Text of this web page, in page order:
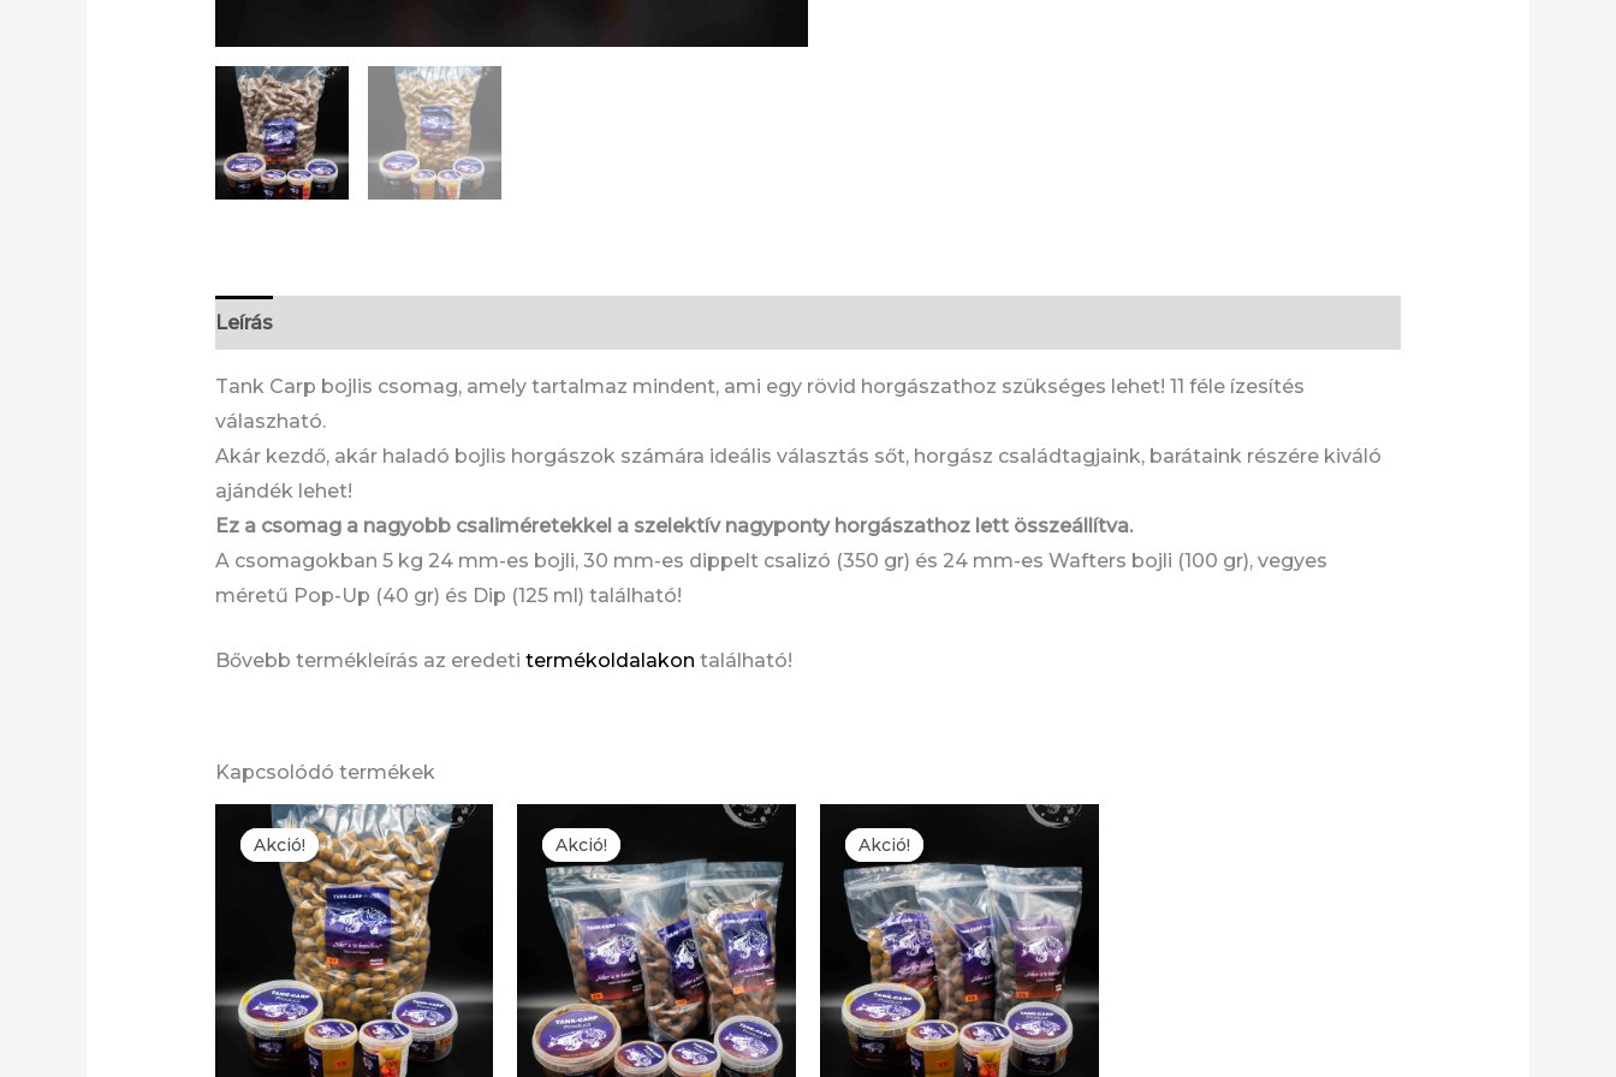
Leírás
Tank Carp bojlis csomag, amely tartalmaz mindent, ami egy rövid horgászathoz szükséges lehet! 11 féle ízesítés
válaszható.
Akár kezdő, akár haladó bojlis horgászok számára ideális választás sőt, horgász családtagjaink, barátaink részére kiváló
ajándék lehet!
Ez a csomag a nagyobb csaliméretekkel a szelektív nagyponty horgászathoz lett összeállítva.
A csomagokban 5 kg 24 mm-es bojli, 30 mm-es dippelt csalizó (350 gr) és 24 mm-es Wafters bojli (100 gr), vegyes
méretű Pop-Up (40 gr) és Dip (125 ml) található!
Bővebb termékleírás az eredeti termékoldalakon található!
Kapcsolódó termékek
Akció!
Akció! Akció!
Akció! Akció!
Akció!